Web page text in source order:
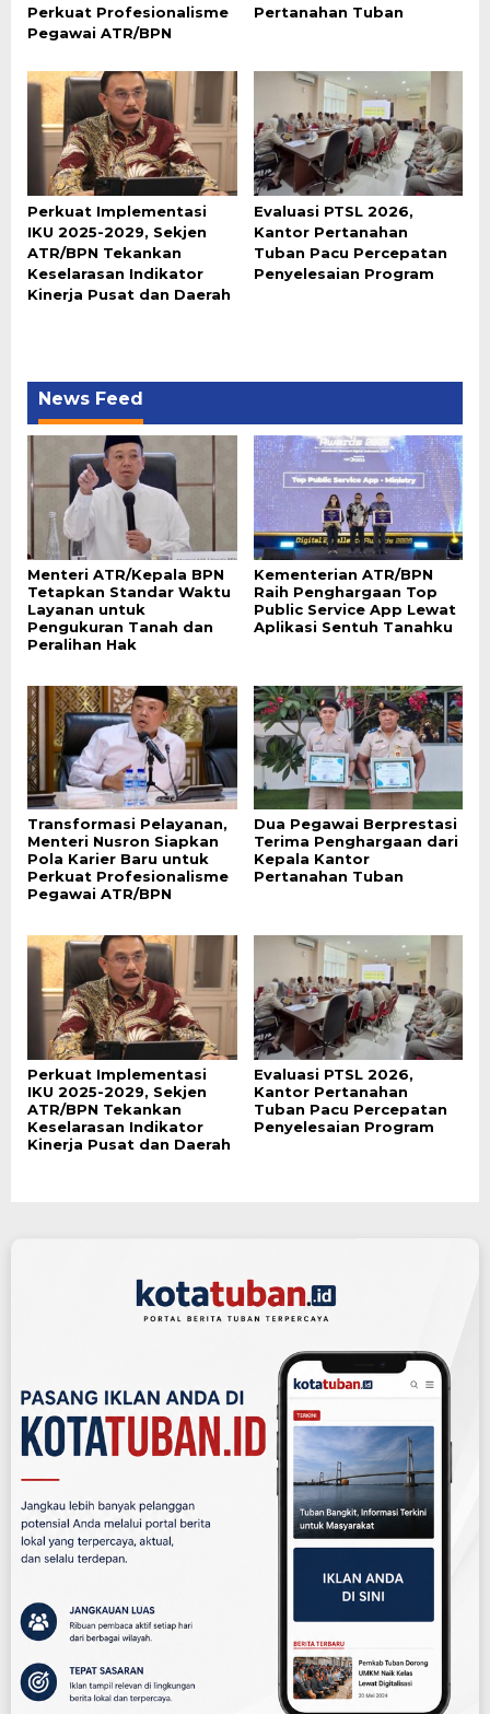
Perkuat Profesionalisme
Pegawai ATR/BPN
Pertanahan Tuban
Perkuat Implementasi
IKU 2025-2029, Sekjen
ATR/BPN Tekankan
Keselarasan Indikator
Kinerja Pusat dan Daerah
Evaluasi PTSL 2026,
Kantor Pertanahan
Tuban Pacu Percepatan
Penyelesaian Program
News Feed
Menteri ATR/Kepala BPN
Tetapkan Standar Waktu
Layanan untuk
Pengukuran Tanah dan
Peralihan Hak
Kementerian ATR/BPN
Raih Penghargaan Top
Public Service App Lewat
Aplikasi Sentuh Tanahku
Transformasi Pelayanan,
Menteri Nusron Siapkan
Pola Karier Baru untuk
Perkuat Profesionalisme
Pegawai ATR/BPN
Dua Pegawai Berprestasi
Terima Penghargaan dari
Kepala Kantor
Pertanahan Tuban
Perkuat Implementasi
IKU 2025-2029, Sekjen
ATR/BPN Tekankan
Keselarasan Indikator
Kinerja Pusat dan Daerah
Evaluasi PTSL 2026,
Kantor Pertanahan
Tuban Pacu Percepatan
Penyelesaian Program